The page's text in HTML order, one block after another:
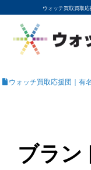
ウォッチ買取買取応
YouTubeで動画を
ROLEXモデル名か
高級時計ブランド
地域から買取店を
店舗名から買取店
ブランド時計を高
買取査定を依頼する
ウォッチ買取応援団｜有
ブラン